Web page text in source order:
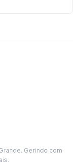
Gerindo com